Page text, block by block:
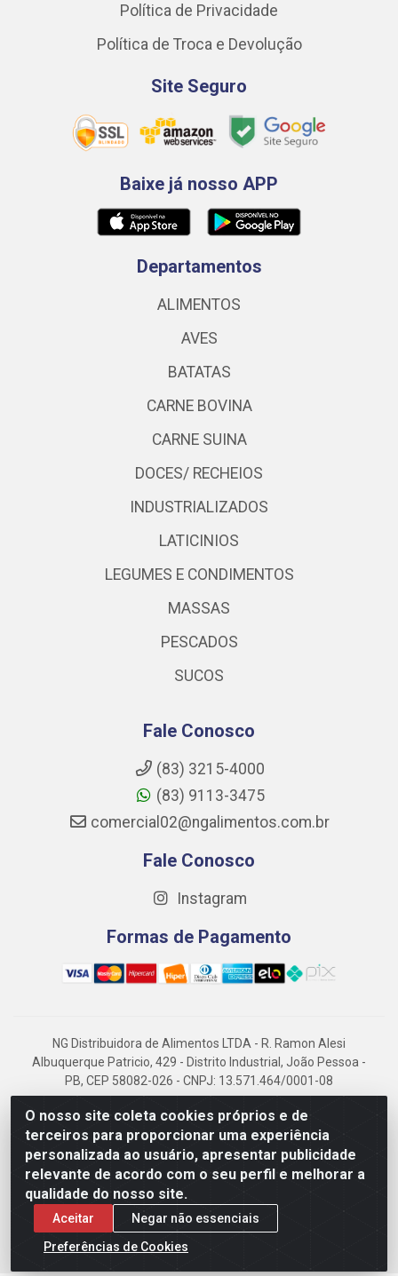
O nosso site coleta cookies próprios e de
terceiros para proporcionar uma experiência
personalizada ao usuário, apresentar publicidade
relevante de acordo com o seu perfil e melhorar a
qualidade do nosso site.
Aceitar
Negar não essenciais
Preferências de Cookies
Política de Privacidade
Política de Troca e Devolução
Site Seguro
Baixe já nosso APP
Departamentos
ALIMENTOS
AVES
BATATAS
CARNE BOVINA
CARNE SUINA
DOCES/ RECHEIOS
INDUSTRIALIZADOS
LATICINIOS
LEGUMES E CONDIMENTOS
MASSAS
PESCADOS
SUCOS
Fale Conosco
(83) 3215-4000
(83) 9113-3475
comercial02@ngalimentos.com.br
Fale Conosco
Instagram
Formas de Pagamento
NG Distribuidora de Alimentos LTDA - R. Ramon Alesi
Albuquerque Patricio, 429 - Distrito Industrial, João Pessoa -
PB, CEP 58082-026 - CNPJ: 13.571.464/0001-08
NG Alimentos, há mais de 14 anos no mercado paraibano, é
referência em frigorificados, destacando-se pela logística
eficiente e excelência.